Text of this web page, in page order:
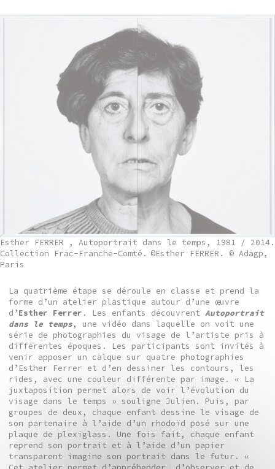
Esther FERRER , Autoportrait dans le temps, 1981 / 2014.
Collection Frac-Franche-Comté. ©Esther FERRER. © Adagp,
Paris
La quatrième étape se déroule en classe et prend la
forme d’un atelier plastique autour d’une œuvre
d’Esther Ferrer . Les enfants découvrentAutoportrait
dans le temps, une vidéo dans laquelle on voit une
série de photographies du visage de l’artiste pris à
différentes époques. Les participants sont invités à
venir apposer un calque sur quatre photographies
d’Esther Ferrer et d’en dessiner les contours, les
rides, avec une couleur différente par image. « La
juxtaposition permet alors de voir l’évolution du
visage dans le temps » souligne Julien. Puis, par
groupes de deux, chaque enfant dessine le visage de
son partenaire à l’aide d’un rhodoïd posé sur une
plaque de plexiglass. Une fois fait, chaque enfant
reprend son portrait et à l’aide d’un papier
transparent imagine son portrait dans le futur. «